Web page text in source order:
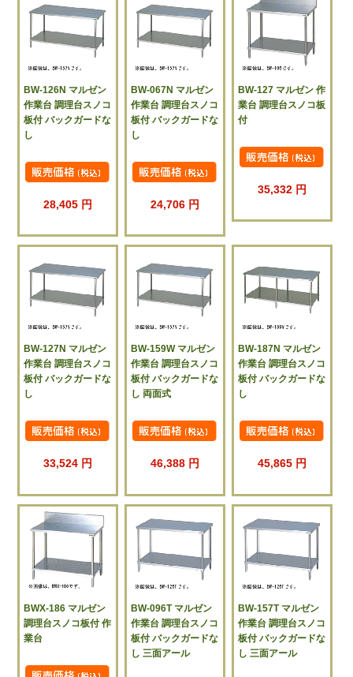
BW-126N マルゼン
作業台 調理台スノコ
板付 バックガードな
し
28,405 円
BW-067N マルゼン
作業台 調理台スノコ
板付 バックガードな
し
24,706 円
BW-127 マルゼン 作
業台 調理台スノコ板
付
35,332 円
BW-127N マルゼン
作業台 調理台スノコ
板付 バックガードな
し
33,524 円
BW-159W マルゼン
作業台 調理台スノコ
板付 バックガードな
し 両面式
46,388 円
BW-187N マルゼン
作業台 調理台スノコ
板付 バックガードな
し
45,865 円
BWX-186 マルゼン
調理台スノコ板付 作
業台
BW-096T マルゼン
作業台 調理台スノコ
板付 バックガードな
し 三面アール
BW-157T マルゼン
作業台 調理台スノコ
板付 バックガードな
し 三面アール